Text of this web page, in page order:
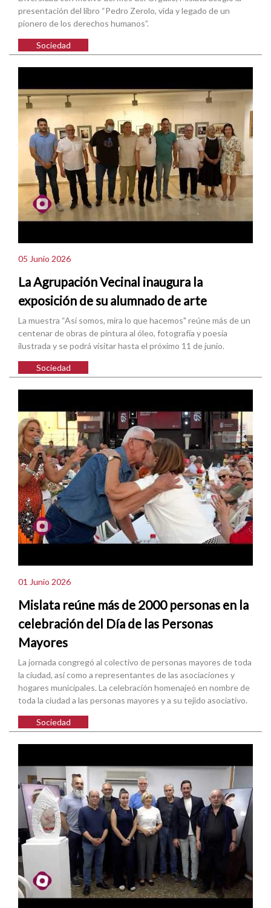
presentación del libro “Pedro Zerolo, vida y legado de un
pionero de los derechos humanos”.
Sociedad
05 Junio 2026
La Agrupación Vecinal inaugura la
exposición de su alumnado de arte
La muestra “Así somos, mira lo que hacemos" reúne más de un
centenar de obras de pintura al óleo, fotografía y poesía
ilustrada y se podrá visitar hasta el próximo 11 de junio.
Sociedad
01 Junio 2026
Mislata reúne más de 2000 personas en la
celebración del Día de las Personas
Mayores
La jornada congregó al colectivo de personas mayores de toda
la ciudad, así como a representantes de las asociaciones y
hogares municipales. La celebración homenajeó en nombre de
toda la ciudad a las personas mayores y a su tejido asociativo.
Sociedad